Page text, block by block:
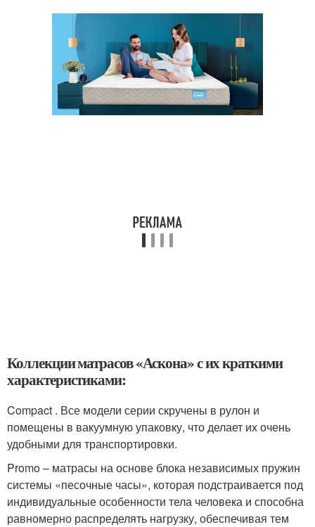
Коллекции матрасов «Аскона» с их краткими
характеристиками:
Compact . Все модели серии скручены в рулон и
помещены в вакуумную упаковку, что делает их очень
удобными для транспортировки.
Promo – матрасы на основе блока независимых пружин
системы «песочные часы», которая подстраивается под
индивидуальные особенности тела человека и способна
равномерно распределять нагрузку, обеспечивая тем